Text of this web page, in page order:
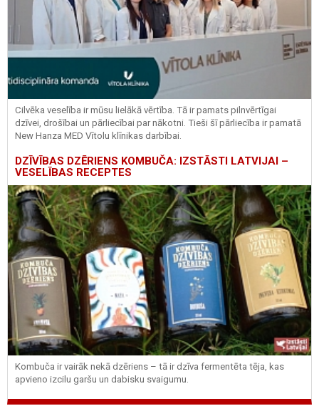
Cilvēka veselība ir mūsu lielākā vērtība. Tā ir pamats pilnvērtīgai
dzīvei, drošībai un pārliecībai par nākotni. Tieši šī pārliecība ir pamatā
New Hanza MED Vītolu klīnikas darbībai.
DZĪVĪBAS DZĒRIENS KOMBUČA: IZSTĀSTI LATVIJAI –
VESELĪBAS RECEPTES
Kombuča ir vairāk nekā dzēriens – tā ir dzīva fermentēta tēja, kas
apvieno izcilu garšu un dabisku svaigumu.